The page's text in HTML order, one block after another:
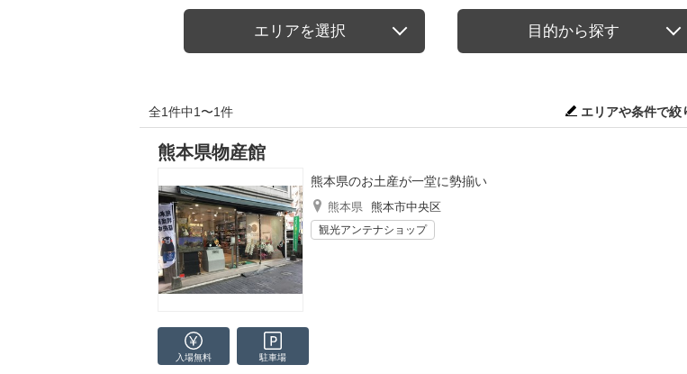
エリアを選択 目的から探す
全1件中1〜1件 エリアや条件で絞
熊本県物産館
熊本県のお土産が一堂に勢揃い
熊本県 熊本市中央区
観光アンテナショップ
入場無料 駐車場